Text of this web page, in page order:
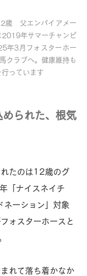
歳　父エンパイアメー
2019年サマーチャンピ
年3月フォスターホー
クラブへ。健康維持も
っています
められた、根気
たのは12歳のグ
「ナイスネイチ
ネーション」対象
ォスターホースと
れて落ち着かなか